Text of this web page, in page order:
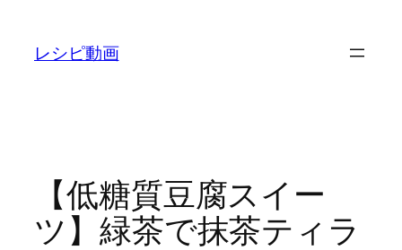
レシピ動画
【低糖質豆腐スイー
ツ】緑茶で抹茶ティラ